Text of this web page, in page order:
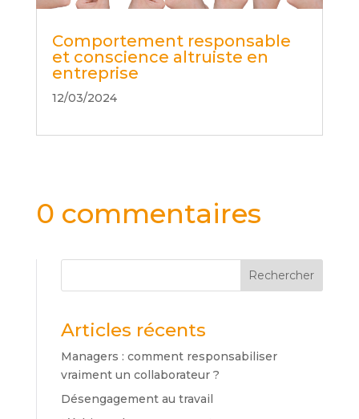
Comportement responsable
et conscience altruiste en
entreprise
12/03/2024
0 commentaires
Rechercher
Articles récents
Managers : comment responsabiliser
vraiment un collaborateur ?
Désengagement au travail